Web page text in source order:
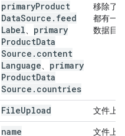
primaryProduct
DataSource . feed
Label
primary
ProductData
Source . content
Language
primary
ProductData
Source . countries
移除了
都有一
数据目
FileUpload 文件上
name 文件上